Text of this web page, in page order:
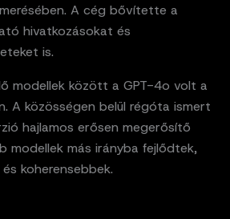
A cég bővítette a
hivatkozásokat és
is.
modellek között a GPT-4o volt a
A közösségen belül régóta ismert
hajlamos erősen megerősítő
modellek más irányba fejlődtek,
koherensebbek.